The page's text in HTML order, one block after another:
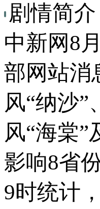
剧情简介
中新网8
部网站消
风“纳沙”
风“海棠”
影响8省
9时统计